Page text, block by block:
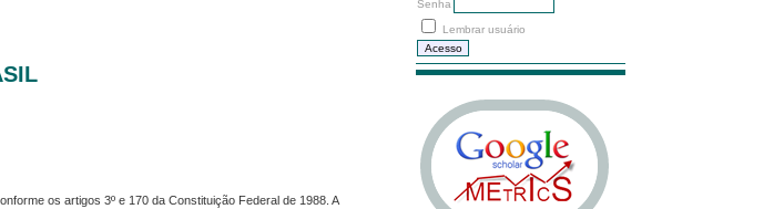
Senha
Lembrar usuário
os artigos 3º e 170 da Constituição Federal de 1988. A